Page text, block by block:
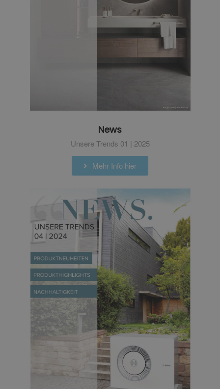
News
Unsere Trends 01 | 2025
Mehr Info hier